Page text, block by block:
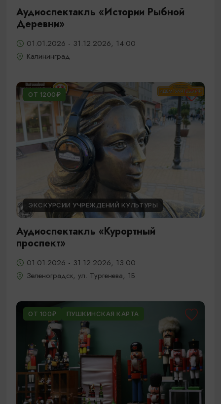
Аудиоспектакль «Истории Рыбной
Деревни»
01.01.2026 - 31.12.2026, 14:00
Калининград
ОТ 1200₽
ЭКСКУРСИИ УЧРЕЖДЕНИЙ КУЛЬТУРЫ
Аудиоспектакль «Курортный
проспект»
01.01.2026 - 31.12.2026, 13:00
Зеленоградск, ул. Тургенева, 1Б
ОТ 100₽ ПУШКИНСКАЯ КАРТА